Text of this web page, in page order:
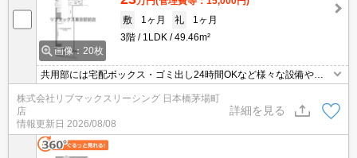
画像：20枚
敷
1ヶ月 礼
1ヶ月
3階
1LDK 49.46m²
共用部には宅配ボックス・ゴミ出し24時間OKなど様々な設備やサ
ービスが揃っているので便利です。室内設備は洗面化粧台・浴室乾
燥機などが揃っているので、快適に過ごしやすいお部屋になりま
す。収納はシューズボックス・クロゼットなどが備え付けられてい
るので、衣類や日用品の収納に重宝します。エレベーター付き物件
です。
株式会社リブマックスリーシング 日本橋茅場町
店
情報更新日 2026/08/08
詳細を見る